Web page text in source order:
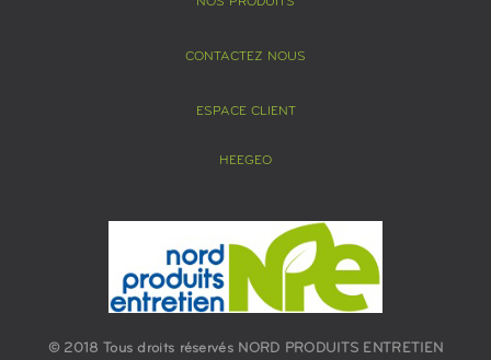
CONTACTEZ NOUS
ESPACE CLIENT
HEEGEO
© 2018 Tous droits réservés NORD PRODUITS ENTRETIEN